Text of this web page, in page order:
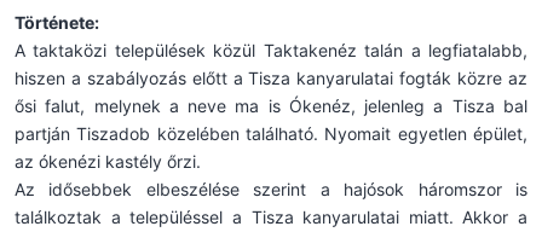
Története:
A taktaközi települések közül Taktakenéz talán a legfiatalabb,
hiszen a szabályozás előtt a Tisza kanyarulatai fogták közre az
ősi falut, melynek a neve ma is Ókenéz, jelenleg a Tisza bal
partján Tiszadob közelében található. Nyomait egyetlen épület,
az ókenézi kastély őrzi.
Az idősebbek elbeszélése szerint a hajósok háromszor is
találkoztak a településsel a Tisza kanyarulatai miatt. Akkor a